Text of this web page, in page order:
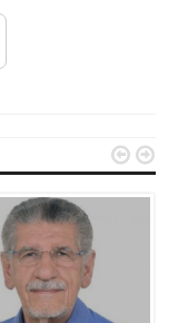
 